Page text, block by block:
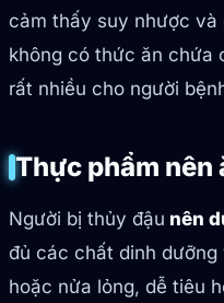
cảm thấy suy nhược và
không có thức ăn chứa
rất nhiều cho người
Thực phẩm nên
Người bị thủy đậu nên
đủ các chất dinh
hoặc nửa lỏng, dễ tiêu